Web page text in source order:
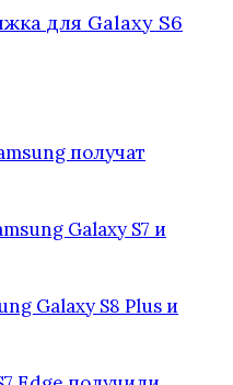
для Galaxy S6
получат
Galaxy S7 и
Galaxy S8 Plus и